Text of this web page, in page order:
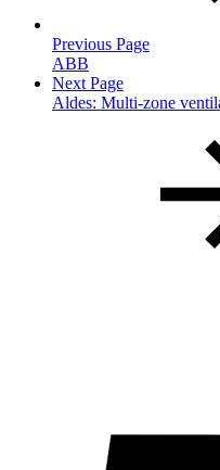
Previous Page
ABB
Next Page
Aldes: Multi-zone